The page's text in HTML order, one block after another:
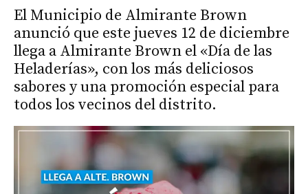
El Municipio de Almirante Brown
anunció que este jueves 12 de diciembre
llega a Almirante Brown el «Día de las
Heladerías», con los más deliciosos
sabores y una promoción especial para
todos los vecinos del distrito.